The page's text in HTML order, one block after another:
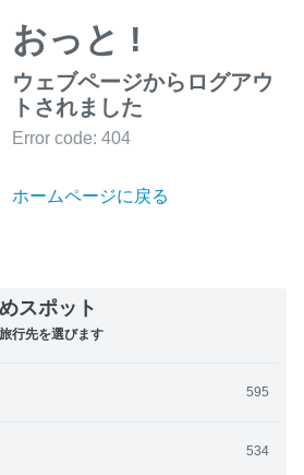
おっと !
ウェブページからログアウ
トされました
Error code: 404
ホームページに戻る
スポット
行先を選びます
595
534